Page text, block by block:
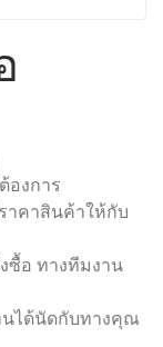
องการ
าคาสินค้าให้กับ
ซื้อ ทางทีมงาน
นได้นัดกับทางคุณ